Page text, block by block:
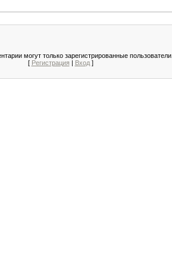
могут только зарегистрированные пользователи.
[ Регистрация | Вход]